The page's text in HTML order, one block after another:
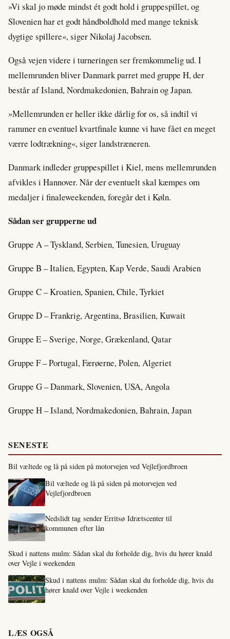
»Vi skal jo møde mindst ét godt hold i gruppespillet, og
Slovenien har et godt håndboldhold med mange teknisk
dygtige spillere«, siger Nikolaj Jacobsen.
Også vejen videre i turneringen ser fremkommelig ud. I
mellemrunden bliver Danmark parret med gruppe H, der
består af Island, Nordmakedonien, Bahrain og Japan.
»Mellemrunden er heller ikke dårlig for os, så indtil vi
rammer en eventuel kvartfinale kunne vi have fået en meget
værre lodtrækning«, siger landstræneren.
Danmark indleder gruppespillet i Kiel, mens mellemrunden
afvikles i Hannover. Når der eventuelt skal kæmpes om
medaljer i finaleweekenden, foregår det i Køln.
Sådan ser grupperne ud
Gruppe A – Tyskland, Serbien, Tunesien, Uruguay
Gruppe B – Italien, Egypten, Kap Verde, Saudi Arabien
Gruppe C – Kroatien, Spanien, Chile, Tyrkiet
Gruppe D – Frankrig, Argentina, Brasilien, Kuwait
Gruppe E – Sverige, Norge, Grækenland, Qatar
Gruppe F – Portugal, Færøerne, Polen, Algeriet
Gruppe G – Danmark, Slovenien, USA, Angola
Gruppe H – Island, Nordmakedonien, Bahrain, Japan
SENESTE
Bil væltede og lå på siden på motorvejen ved Vejlefjordbroen
Bil væltede og lå på siden på motorvejen ved
Vejlefjordbroen
Nedslidt tag sender Erritsø Idrætscenter til
kommunen efter lån
Skud i nattens mulm: Sådan skal du forholde dig, hvis du hører knald
over Vejle i weekenden
Skud i nattens mulm: Sådan skal du forholde dig, hvis du
hører knald over Vejle i weekenden
LÆS OGSÅ